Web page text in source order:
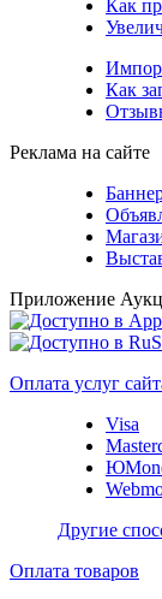
Как
Как
Реклама на сайте
Приложение
Оплата услуг
Visa
Другие
Оплата товаров